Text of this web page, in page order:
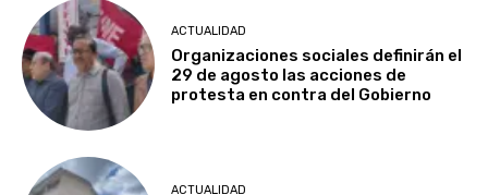
ACTUALIDAD
Organizaciones sociales definirán el
29 de agosto las acciones de
protesta en contra del Gobierno
ACTUALIDAD